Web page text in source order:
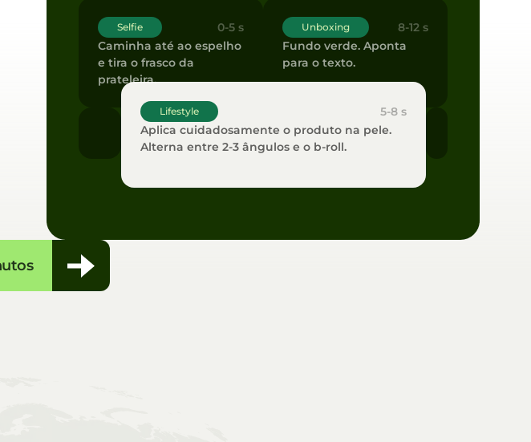
Selfie
0-5 s
Caminha até ao espelho
e tira o frasco da
prateleira.
Unboxing
8-12 s
Fundo verde. Aponta
para o texto.
Lifestyle
5-8 s
Aplica cuidadosamente o produto na pele.
Alterna entre 2-3 ângulos e o b-roll.